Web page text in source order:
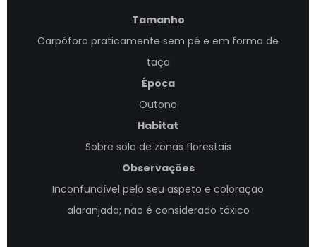
Tamanho
Carpóforo praticamente sem pé e em forma de
taça
Época
Outono
Habitat
Sobre solo de zonas florestais
Observações
Inconfundível pelo seu aspeto e coloração
alaranjada; não é considerado tóxico